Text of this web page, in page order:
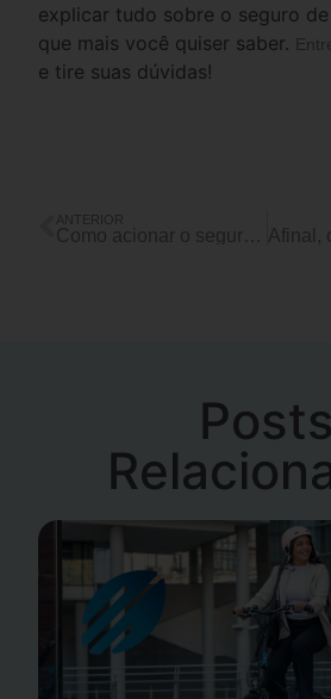
explicar tudo sobre o seguro
que mais você quiser saber.
e tire suas dúvidas!
Posts